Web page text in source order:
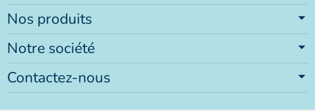
Nos produits
Notre société
Contactez-nous